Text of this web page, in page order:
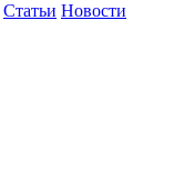
Статьи Новости